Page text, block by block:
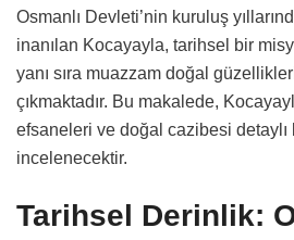
Osmanlı Devleti’nin kuruluş
inanılan Kocayayla, tarihsel bir
yanı sıra muazzam doğal
çıkmaktadır. Bu makalede,
efsaneleri ve doğal cazibesi detaylı
incelenecektir.
Tarihsel Derinlik: